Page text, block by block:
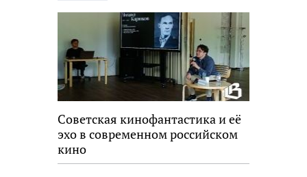
Советская кинофантастика и её
эхо в современном российском
кино